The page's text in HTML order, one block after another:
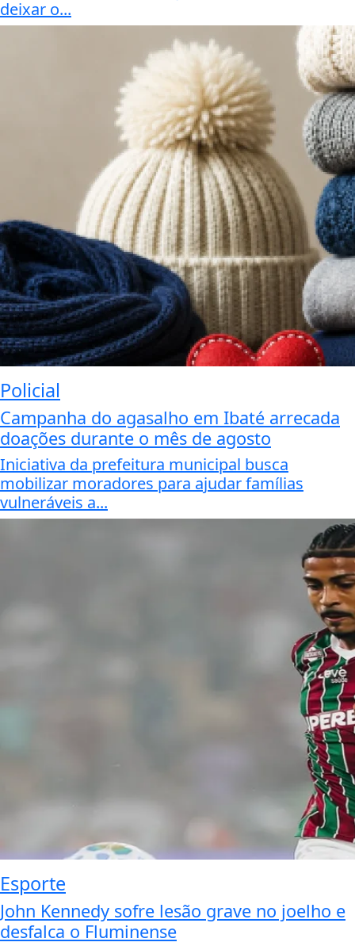
deixar o...
Policial
Campanha do agasalho em Ibaté arrecada
doações durante o mês de agosto
Iniciativa da prefeitura municipal busca
mobilizar moradores para ajudar famílias
vulneráveis a...
Esporte
John Kennedy sofre lesão grave no joelho e
desfalca o Fluminense